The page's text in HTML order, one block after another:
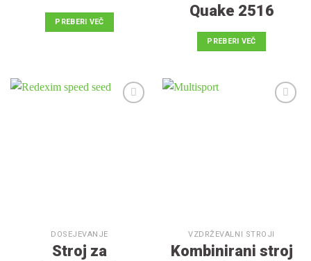
PREBERI VEČ
Quake 2516
PREBERI VEČ
DOSEJEVANJE
Stroj za
VZDRŽEVALNI STROJI
Kombinirani stroj